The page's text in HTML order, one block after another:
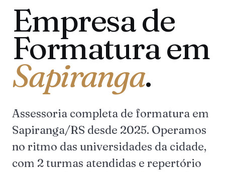
Empresa de
Formatura em
Sapiranga.
Assessoria completa de formatura em
Sapiranga/RS desde 2025. Operamos
no ritmo das universidades da cidade,
com 2 turmas atendidas e repertório